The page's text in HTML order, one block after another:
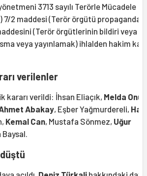
3713 sayılı Terörle Mücadele
7/2 maddesi (Terör örgütü propagandası
(Terör örgütlerinin bildiri veya
veya yayınlamak) ihlalden hakim
verilenler
kararı verildi: İhsan Eliaçık, Melda Onur
Abakay, Eşber Yağmurdereli,
Kemal Can, Mustafa Sönmez, Uğur
Baysal.